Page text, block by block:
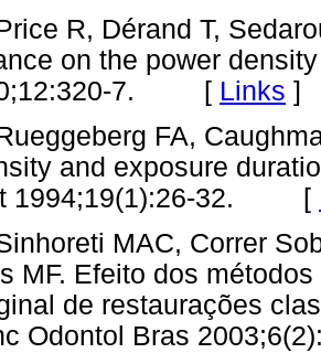
R, Dérand T,
on the power
7. [ Links ]
FA,
and exposure
1994;19(1):26-32. [
MAC, Correr
MF. Efeito dos
de restaurações
Odontol Bras